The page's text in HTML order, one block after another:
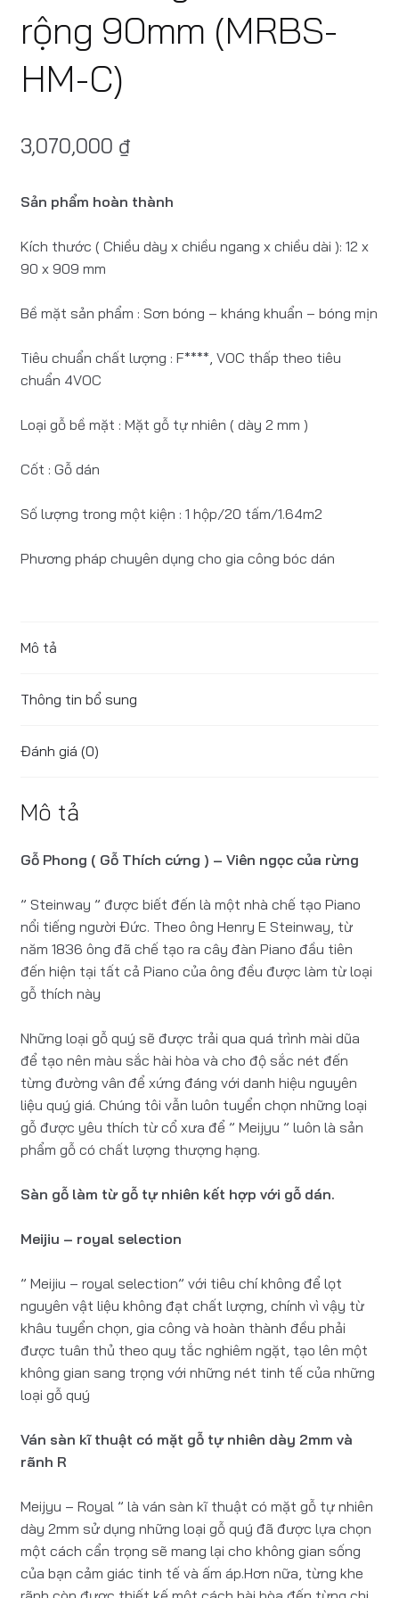
rộng 90mm (MRBS-
HM-C)
3,070,000 ₫
Sản phẩm hoàn thành
Kích thước ( Chiều dày x chiều ngang x chiều dài ): 12 x
90 x 909 mm
Bề mặt sản phẩm : Sơn bóng – kháng khuẩn – bóng mịn
Tiêu chuẩn chất lượng : F****, VOC thấp theo tiêu
chuẩn 4VOC
Loại gỗ bề mặt : Mặt gỗ tự nhiên ( dày 2 mm )
Cốt : Gỗ dán
Số lượng trong một kiện : 1 hộp/20 tấm/1.64m2
Phương pháp chuyên dụng cho gia công bóc dán
Mô tả
Thông tin bổ sung
Đánh giá (0)
Mô tả
Gỗ Phong ( Gỗ Thích cứng ) – Viên ngọc của rừng
” Steinway ” được biết đến là một nhà chế tạo Piano
nổi tiếng người Đức. Theo ông Henry E Steinway, từ
năm 1836 ông đã chế tạo ra cây đàn Piano đầu tiên
đến hiện tại tất cả Piano của ông đều được làm từ loại
gỗ thích này
Những loại gỗ quý sẽ được trải qua quá trình mài dũa
để tạo nên màu sắc hài hòa và cho độ sắc nét đến
từng đường vân để xứng đáng với danh hiệu nguyên
liệu quý giá. Chúng tôi vẫn luôn tuyển chọn những loại
gỗ được yêu thích từ cổ xưa để ” Meijyu ” luôn là sản
phẩm gỗ có chất lượng thượng hạng.
Sàn gỗ làm từ gỗ tự nhiên kết hợp với gỗ dán.
Meijiu – royal selection
” Meijiu – royal selection” với tiêu chí không để lọt
nguyên vật liệu không đạt chất lượng, chính vì vậy từ
khâu tuyển chọn, gia công và hoàn thành đều phải
được tuân thủ theo quy tắc nghiêm ngặt, tạo lên một
không gian sang trọng với những nét tinh tế của những
loại gỗ quý
Ván sàn kĩ thuật có mặt gỗ tự nhiên dày 2mm và
rãnh R
Meijyu – Royal ” là ván sàn kĩ thuật có mặt gỗ tự nhiên
dày 2mm sử dụng những loại gỗ quý đã được lựa chọn
một cách cẩn trọng sẽ mang lại cho không gian sống
của bạn cảm giác tinh tế và ấm áp.Hơn nữa, từng khe